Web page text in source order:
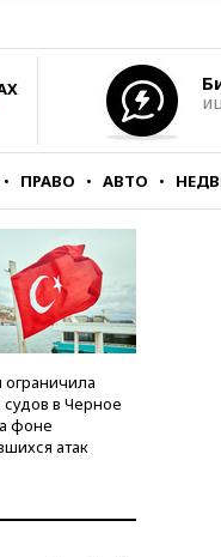
ПРАВО АВТО
ограничила
в Черное
фоне
атак